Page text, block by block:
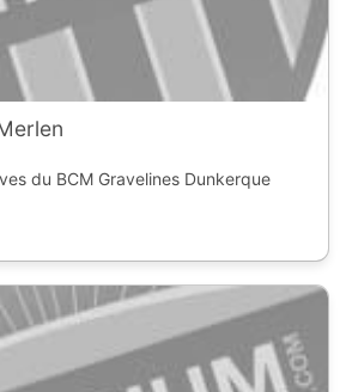
du BCM Gravelines Dunkerque